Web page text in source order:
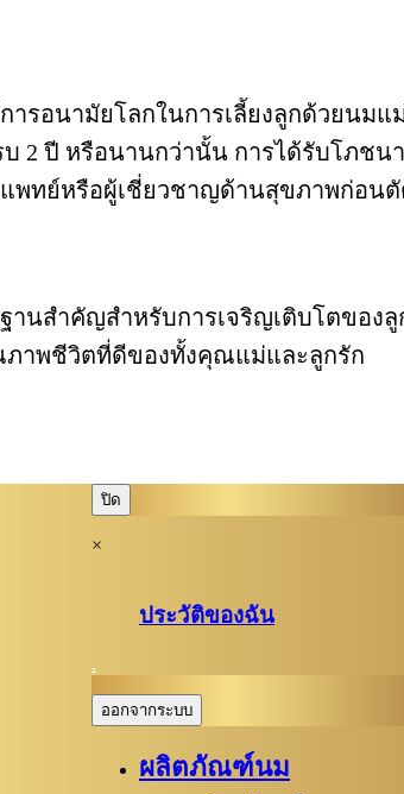
อนามัยโลกในการเลี้ยงลูกด้วยนมแ
2 ปี หรือนานกว่านั้น การได้รับโภช
ทย์หรือผู้เชี่ยวชาญด้านสุขภาพก่อน
นสำคัญสำหรับการเจริญเติบโตของ
าพชีวิตที่ดีของทั้งคุณแม่และลูกรัก
ปิด
×
ประวัติของฉัน
.
ออกจากระบบ
ผลิตภัณฑ์นม